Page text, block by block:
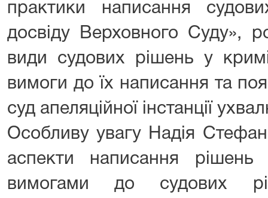
практики написання
досвіду Верховного Суду»,
види судових рішень у
вимоги до їх написання та
суд апеляційної інстанції
Особливу увагу Надія
аспекти написання
вимогами до судових